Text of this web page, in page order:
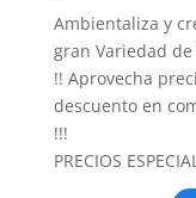
Ambientaliza y
gran Variedad de
!! Aprovecha
descuento en
!!!
PRECIOS